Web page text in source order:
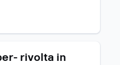
rivolta in